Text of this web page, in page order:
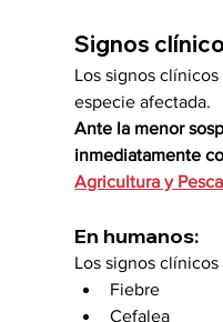
Signos
Los signos
especie afectada.
Ante la menor
inmediatamente
Agricultura y
En humanos:
Los signos
Fiebre
Cefalea